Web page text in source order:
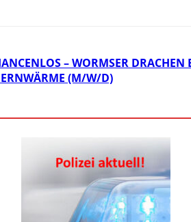
– WORMSER
(M/W/D)